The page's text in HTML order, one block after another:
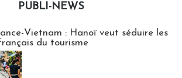
PUBLI-NEWS
Vietnam : Hanoï veut séduire les
du tourisme